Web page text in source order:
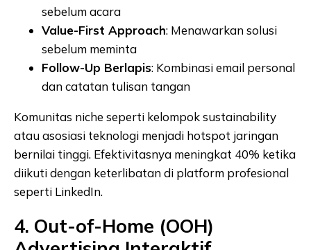
sebelum acara
Value-First Approach: Menawarkan solusi
sebelum meminta
Follow-Up Berlapis: Kombinasi email personal
dan catatan tulisan tangan
Komunitas niche seperti kelompok sustainability
atau asosiasi teknologi menjadi hotspot jaringan
bernilai tinggi. Efektivitasnya meningkat 40% ketika
diikuti dengan keterlibatan di platform profesional
seperti LinkedIn.
4. Out-of-Home (OOH)